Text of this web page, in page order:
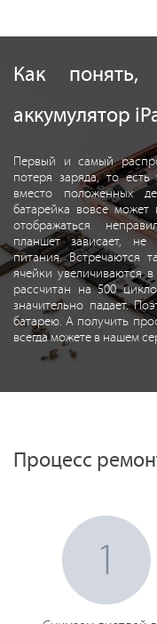
Как понять,
аккумулятор
Первый и самый
потеря заряда, то есть
вместо положенных
батарейка вовсе может
отображаться
планшет зависает, не
питания. Встречаются
ячейки увеличиваются
рассчитан на 500
значительно падает.
батарею. А получить
всегда можете в нашем
Процесс
1